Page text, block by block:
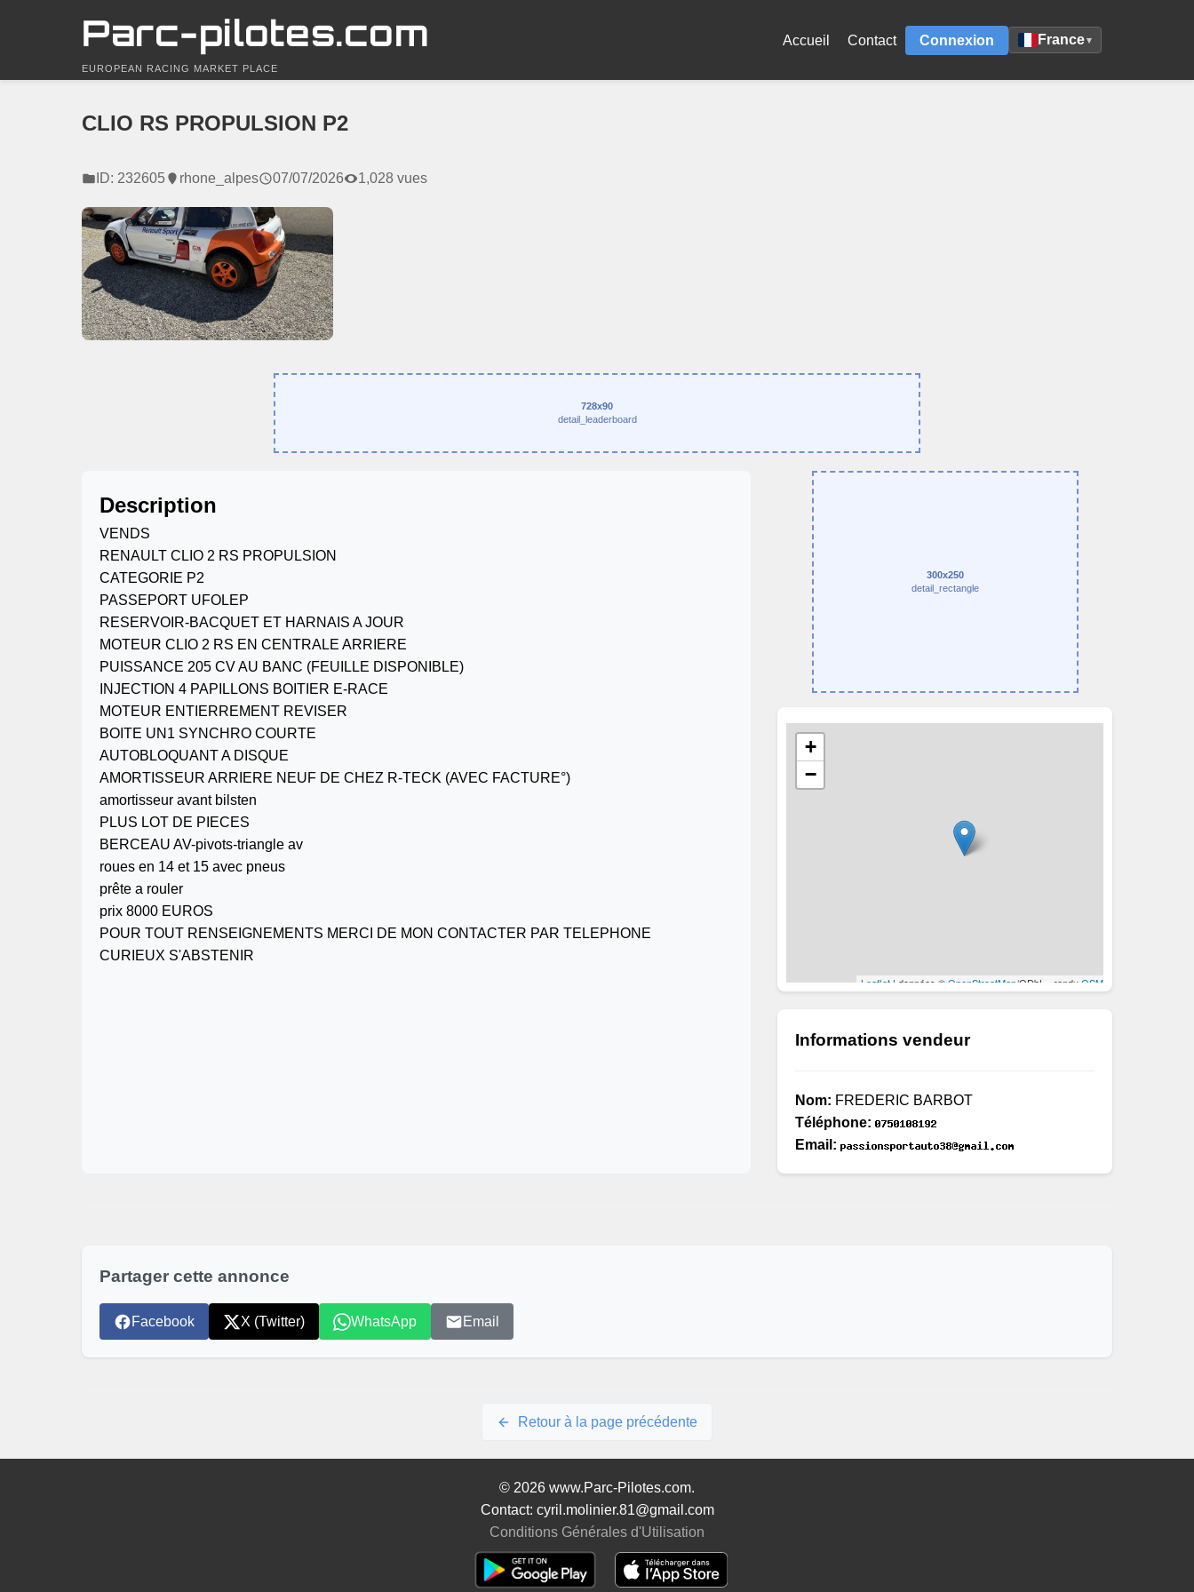
Parc-pilotes.com
EUROPEAN RACING MARKET PLACE
Accueil Contact Connexion France▾
CLIO RS PROPULSION P2
ID: 232605 rhone_alpes 07/07/2026 1,028 vues
728x90
detail_leaderboard
Description
VENDS
RENAULT CLIO 2 RS PROPULSION
CATEGORIE P2
PASSEPORT UFOLEP
RESERVOIR-BACQUET ET HARNAIS A JOUR
MOTEUR CLIO 2 RS EN CENTRALE ARRIERE
PUISSANCE 205 CV AU BANC (FEUILLE DISPONIBLE)
INJECTION 4 PAPILLONS BOITIER E-RACE
MOTEUR ENTIERREMENT REVISER
BOITE UN1 SYNCHRO COURTE
AUTOBLOQUANT A DISQUE
AMORTISSEUR ARRIERE NEUF DE CHEZ R-TECK (AVEC FACTURE°)
amortisseur avant bilsten
PLUS LOT DE PIECES
BERCEAU AV-pivots-triangle av
roues en 14 et 15 avec pneus
prête a rouler
prix 8000 EUROS
POUR TOUT RENSEIGNEMENTS MERCI DE MON CONTACTER PAR TELEPHONE
CURIEUX S'ABSTENIR
300x250
detail_rectangle
Informations vendeur
Nom: FREDERIC BARBOT
Téléphone:
Email:
Partager cette annonce
Facebook X (Twitter) WhatsApp Email
Retour à la page précédente
© 2026 www.Parc-Pilotes.com.
Contact: cyril.molinier.81@gmail.com
Conditions Générales d'Utilisation